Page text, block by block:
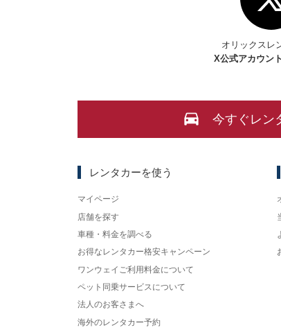
オリックスレ
X公式アカウン
今すぐレン
レンタカーを使う
マイページ
店舗を探す
車種・料金を調べる
お得なレンタカー格安キャンペーン
ワンウェイご利用料金について
ペット同乗サービスについて
法人のお客さまへ
海外のレンタカー予約